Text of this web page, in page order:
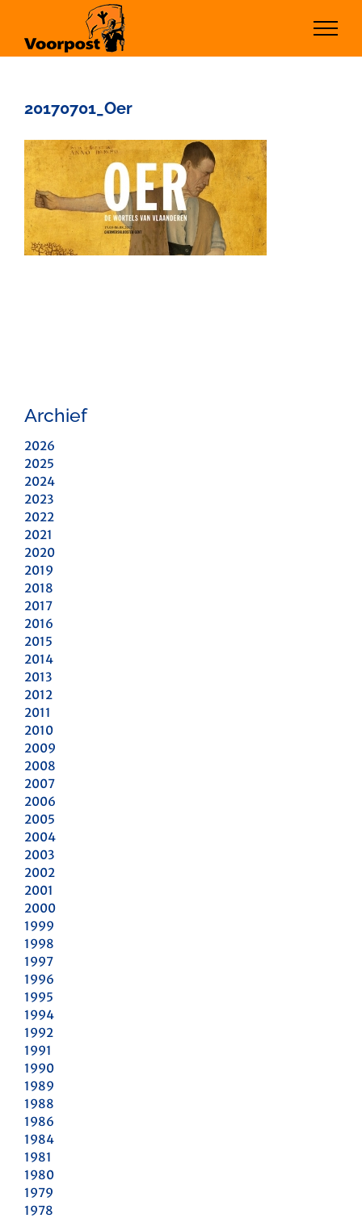
inhoud
20170701_Oer
Archief
2026
2025
2024
2023
2022
2021
2020
2019
2018
2017
2016
2015
2014
2013
2012
2011
2010
2009
2008
2007
2006
2005
2004
2003
2002
2001
2000
1999
1998
1997
1996
1995
1994
1992
1991
1990
1989
1988
1986
1984
1981
1980
1979
1978